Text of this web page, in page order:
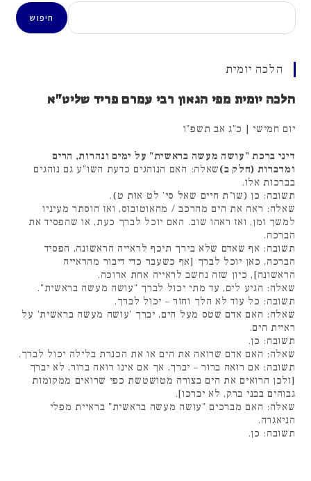
חיפוש
חיפוש
הלכה יומית
הלכה יומית מפי הגאון רבי עמרם פריד שליט"א
יום חמישי | כ"ג אב תשפ"ו
דיני ברכת "עושה מעשה בראשית" על ימים ונהרות, הרים
ומדברות (חלק ב)שאלה: האם הנוהגים כדעת השו"ע גם נוהגים
בברכות אלו.
תשובה: כן (שו"ת חיים שאל סי' לט אות ט).
שאלה: ראה את הים מהרכב / מהאוטובוס, ואז הוסתר מעיניו
למשך זמן, ואז ראהו שוב. האם יוכל לברך כעת, או שהפסיד את
הברכה.
תשובה: אף שאדם שלא בירך תיכף לראייה הראשונה, הפסיד
הברכה, כאן יוכל לברך [אף כשעבר כדי דיבור מהראייה
הראשונה], כיון שזה נחשב לראייה אחת ארוכה.
שאלה: הגיע לים, עד מתי יכול לברך "עושה מעשה בראשית".
תשובה: כל עוד לא הלך וחזר – יכול לברך.
שאלה: האם אדם שטס מעל הים, יברך 'עושה מעשה בראשית' על
ראיית הים.
תשובה: כן.
שאלה: האם אדם שרואה את הים או את הכנרת בלילה יכול לברך.
תשובה: אם רואה ברור – יברך, אך אם אינו רואה ברור, לא יברך
[ולכן הרואים את הים בצורה מטושטשת כפי שרואים ממקומות
גבוהים בבני ברק, לא יברכו].
שאלה: האם מברכים "עושה מעשה בראשית" בראיית מפלי
הניאגרה.
תשובה: כן.